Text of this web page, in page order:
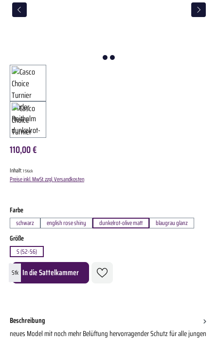
110,00 €
Inhalt:1 Stück
Preise inkl. MwSt. zzgl. Versandkosten
Farbeauswählen
schwarz english rose shiny dunkelrot-olive matt blaugrau glanz
Größeauswählen
S (52-56)
Produkt Anzahl: Gib den gewünschten Wert ein oder benutze die Schaltflächen um die
Stk In die Sattelkammer
Beschreibung
neues Model mit noch mehr Belüftung hervorragender Schutz für alle jungen